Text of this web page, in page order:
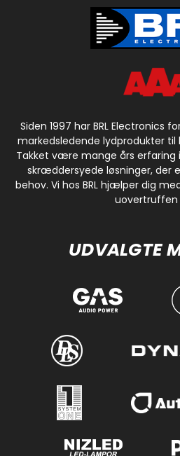
Siden 1997 har BRL Electronics
markedsledende lydprodukter
Takket være mange års erfaring
skræddersyede løsninger, der
behov. Vi hos BRL hjælper dig
uovertruffen
UDVALGTE